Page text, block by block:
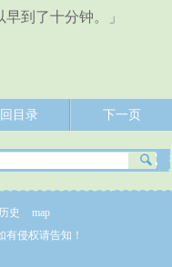
到了十分钟。」
回目录 下一页
史
map
侵权请告知！